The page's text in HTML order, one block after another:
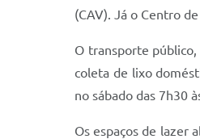
(CAV). Já o Centro
O transporte
coleta de lixo
no sábado das 7h30
Os espaços de lazer